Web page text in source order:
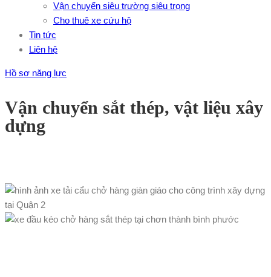
Vận chuyển siêu trường siêu trọng
Cho thuê xe cứu hộ
Tin tức
Liên hệ
Hồ sơ năng lực
Vận chuyển sắt thép, vật liệu xây
dựng